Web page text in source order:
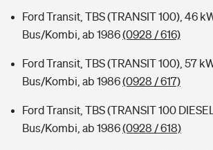
Ford Transit, TBS (TRANSIT 100), 46
Bus/Kombi, ab 1986(0928 / 616)
Ford Transit, TBS (TRANSIT 100), 57
Bus/Kombi, ab 1986(0928 / 617)
Ford Transit, TBS (TRANSIT 100
Bus/Kombi, ab 1986(0928 / 618)